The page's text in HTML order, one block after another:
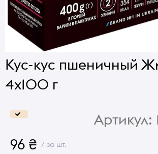
Кус-кус пшеничный
4х100 г
Артикул:
96 ₴ / за шт.